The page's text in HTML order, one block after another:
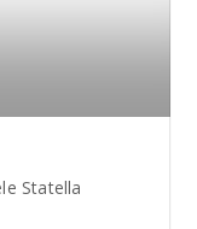
Statella